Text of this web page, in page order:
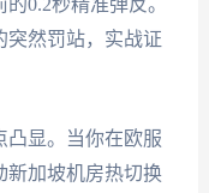
突然罚站，实战证
凸显。当你在欧服
新加坡机房热切换